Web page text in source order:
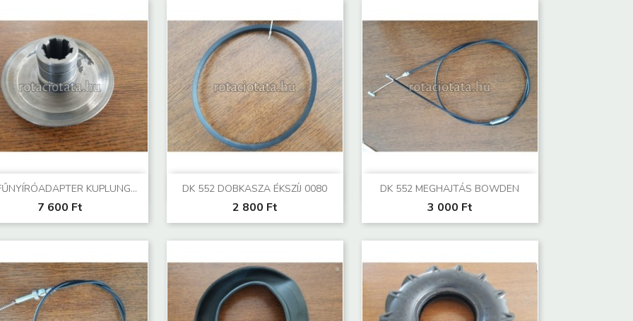
KUPLUNG...
7 600 Ft
Előnézet DK 552 DOBKASZA ÉKSZÍJ 0080
2 800 Ft
Előnézet DK 552 MEGHAJTÁS BOWDEN
3 000 Ft
Előnézet